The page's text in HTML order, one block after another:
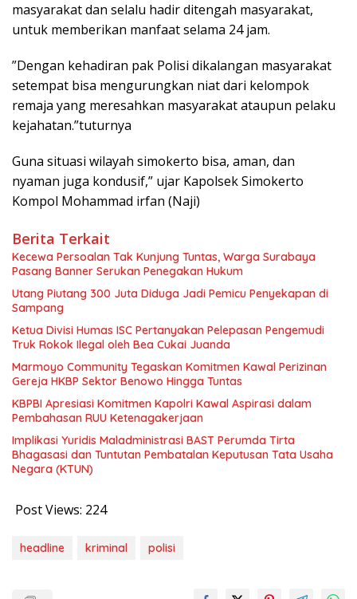
masyarakat dan selalu hadir ditengah masyarakat,
untuk memberikan manfaat selama 24 jam.
”Dengan kehadiran pak Polisi dikalangan masyarakat
setempat bisa mengurungkan niat dari kelompok
remaja yang meresahkan masyarakat ataupun pelaku
kejahatan.”tuturnya
Guna situasi wilayah simokerto bisa, aman, dan
nyaman juga kondusif,” ujar Kapolsek Simokerto
Kompol Mohammad irfan (Naji)
Berita Terkait
Kecewa Persoalan Tak Kunjung Tuntas, Warga Surabaya
Pasang Banner Serukan Penegakan Hukum
Utang Piutang 300 Juta Diduga Jadi Pemicu Penyekapan di
Sampang
Ketua Divisi Humas ISC Pertanyakan Pelepasan Pengemudi
Truk Rokok Ilegal oleh Bea Cukai Juanda
Marmoyo Community Tegaskan Komitmen Kawal Perizinan
Gereja HKBP Sektor Benowo Hingga Tuntas
KBPBI Apresiasi Komitmen Kapolri Kawal Aspirasi dalam
Pembahasan RUU Ketenagakerjaan
Implikasi Yuridis Maladministrasi BAST Perumda Tirta
Bhagasasi dan Tuntutan Pembatalan Keputusan Tata Usaha
Negara (KTUN)
Post Views: 224
headline kriminal polisi